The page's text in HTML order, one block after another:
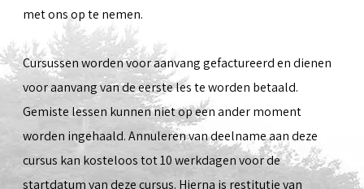
met ons op te nemen.
Cursussen worden voor aanvang gefactureerd en dienen
voor aanvang van de eerste les te worden betaald.
Gemiste lessen kunnen niet op een ander moment
worden ingehaald. Annuleren van deelname aan deze
cursus kan kosteloos tot 10 werkdagen voor de
startdatum van deze cursus. Hierna is restitutie van